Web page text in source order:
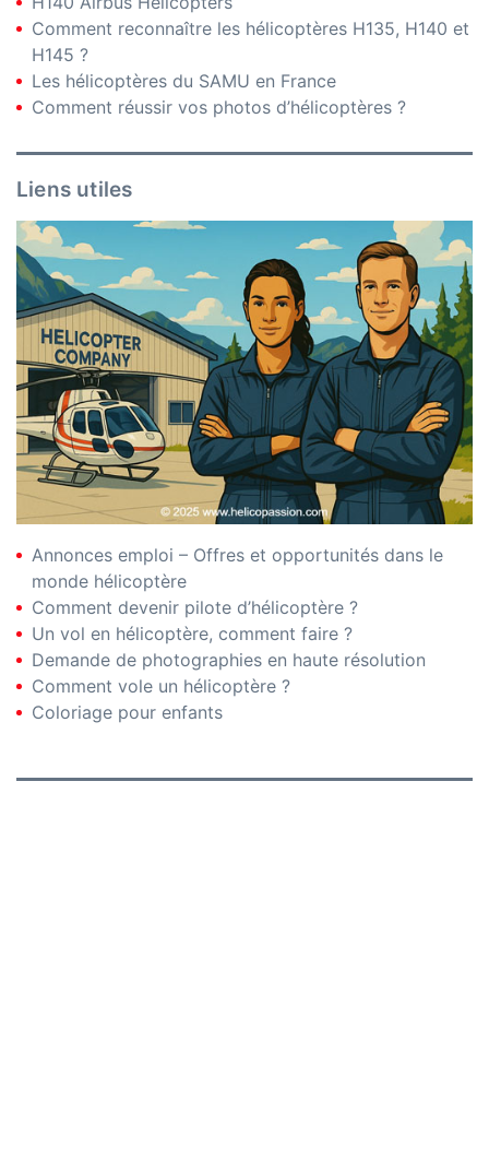
Comment reconnaître les hélicoptères H135, H140 et
H145 ?
Les hélicoptères du SAMU en France
Comment réussir vos photos d’hélicoptères ?
Liens utiles
Annonces emploi – Offres et opportunités dans le
monde hélicoptère
Comment devenir pilote d’hélicoptère ?
Un vol en hélicoptère, comment faire ?
Demande de photographies en haute résolution
Comment vole un hélicoptère ?
Coloriage pour enfants